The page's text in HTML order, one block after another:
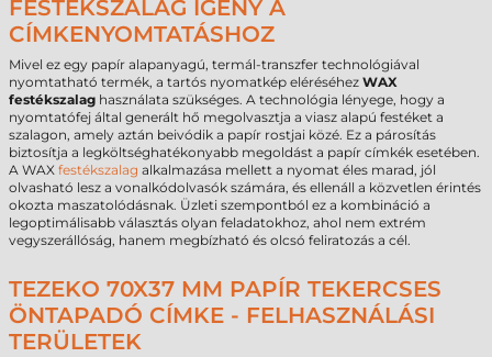
FESTÉKSZALAG IGÉNY A
CÍMKENYOMTATÁSHOZ
Mivel ez egy papír alapanyagú, termál-transzfer technológiával
nyomtatható termék, a tartós nyomatkép eléréséhez WAX
festékszalag használata szükséges. A technológia lényege, hogy a
nyomtatófej által generált hő megolvasztja a viasz alapú festéket a
szalagon, amely aztán beivódik a papír rostjai közé. Ez a párosítás
biztosítja a legköltséghatékonyabb megoldást a papír címkék esetében.
A WAX festékszalag alkalmazása mellett a nyomat éles marad, jól
olvasható lesz a vonalkódolvasók számára, és ellenáll a közvetlen érintés
okozta maszatolódásnak. Üzleti szempontból ez a kombináció a
legoptimálisabb választás olyan feladatokhoz, ahol nem extrém
vegyszerállóság, hanem megbízható és olcsó feliratozás a cél.
TEZEKO 70X37 MM PAPÍR TEKERCSES
ÖNTAPADÓ CÍMKE - FELHASZNÁLÁSI
TERÜLETEK